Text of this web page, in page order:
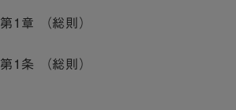
第1章 （総則）
第1条 （総則）